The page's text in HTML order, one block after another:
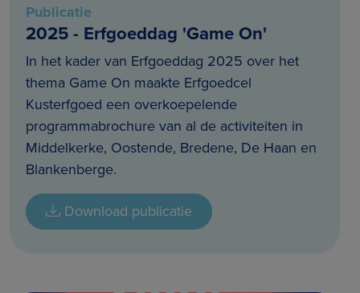
Publicatie
2025 - Erfgoeddag 'Game On'
In het kader van Erfgoeddag 2025 over het
thema Game On maakte Erfgoedcel
Kusterfgoed een overkoepelende
programmabrochure van al de activiteiten in
Middelkerke, Oostende, Bredene, De Haan en
Blankenberge.
Download publicatie